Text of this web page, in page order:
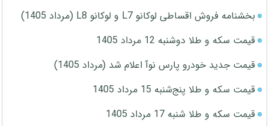
بخشنامه فروش اقساطی لوکانو L7 و لوکانو L8 (مرداد 1405)
قیمت سکه و طلا دوشنبه 12 مرداد 1405
قیمت جدید خودرو پارس نوآ اعلام شد (مرداد 1405)
قیمت سکه و طلا پنج‌شنبه 15 مرداد 1405
قیمت سکه و طلا شنبه 17 مرداد 1405